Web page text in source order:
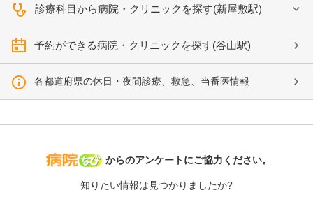
診療科目から病院・クリニックを探す(新屋敷駅)
予約ができる病院・クリニックを探す(谷山駅)
各都道府県の休日・夜間診療、救急、当番医情報
病院なび
からのアンケートにご協力ください。
知りたい情報は見つかりましたか?